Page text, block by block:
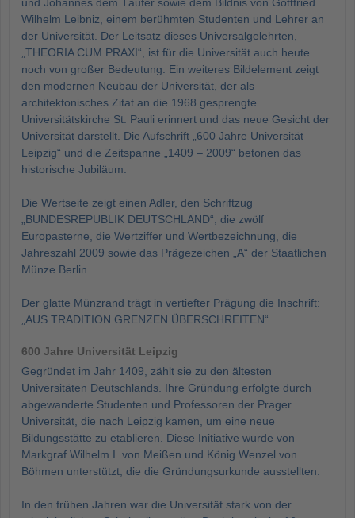
Wilhelm Leibniz, einem berühmten Studenten und Lehrer an
der Universität. Der Leitsatz dieses Universalgelehrten,
„THEORIA CUM PRAXI“, ist für die Universität auch heute
noch von großer Bedeutung. Ein weiteres Bildelement zeigt
den modernen Neubau der Universität, der als
architektonisches Zitat an die 1968 gesprengte
Universitätskirche St. Pauli erinnert und das neue Gesicht der
Universität darstellt. Die Aufschrift „600 Jahre Universität
Leipzig“ und die Zeitspanne „1409 – 2009“ betonen das
historische Jubiläum.
Die Wertseite zeigt einen Adler, den Schriftzug
„BUNDESREPUBLIK DEUTSCHLAND“, die zwölf
Europasterne, die Wertziffer und Wertbezeichnung, die
Jahreszahl 2009 sowie das Prägezeichen „A“ der Staatlichen
Münze Berlin.
Der glatte Münzrand trägt in vertiefter Prägung die Inschrift:
„AUS TRADITION GRENZEN ÜBERSCHREITEN“.
600 Jahre Universität Leipzig
Gegründet im Jahr 1409, zählt sie zu den ältesten
Universitäten Deutschlands. Ihre Gründung erfolgte durch
abgewanderte Studenten und Professoren der Prager
Universität, die nach Leipzig kamen, um eine neue
Bildungsstätte zu etablieren. Diese Initiative wurde von
Markgraf Wilhelm I. von Meißen und König Wenzel von
Böhmen unterstützt, die die Gründungsurkunde ausstellten.
In den frühen Jahren war die Universität stark von der